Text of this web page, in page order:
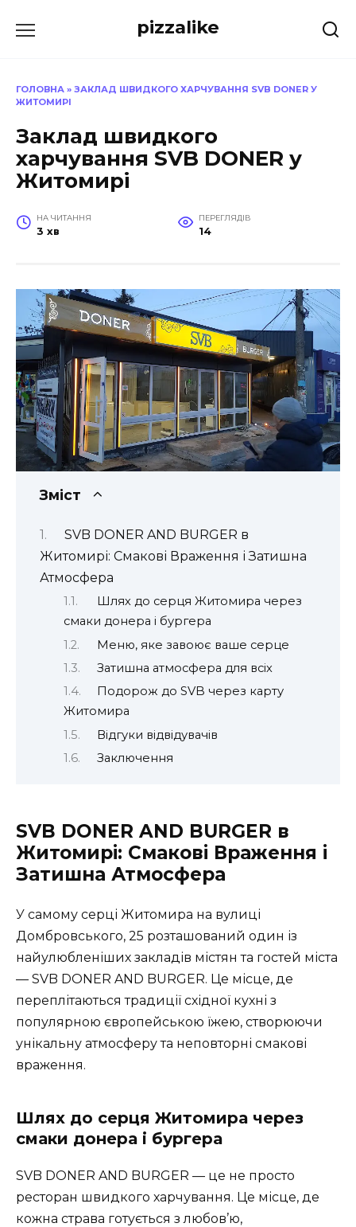
до
pizzalike
ГОЛОВНА » ЗАКЛАД ШВИДКОГО ХАРЧУВАННЯ SVB DONER У
ЖИТОМИРІ
Заклад швидкого
харчування SVB DONER у
Житомирі
НА ЧИТАННЯ
3 хв
ПЕРЕГЛЯДІВ
14
Зміст
SVB DONER AND BURGER в
Житомирі: Смакові Враження і Затишна
Атмосфера
Шлях до серця Житомира через
смаки донера і бургера
Меню, яке завоює ваше серце
Затишна атмосфера для всіх
Подорож до SVB через карту
Житомира
Відгуки відвідувачів
Заключення
SVB DONER AND BURGER в
Житомирі: Смакові Враження і
Затишна Атмосфера
У самому серці Житомира на вулиці
Домбровського, 25 розташований один із
найулюбленіших закладів містян та гостей міста
— SVB DONER AND BURGER. Це місце, де
переплітаються традиції східної кухні з
популярною європейською їжею, створюючи
унікальну атмосферу та неповторні смакові
враження.
Шлях до серця Житомира через
смаки донера і бургера
SVB DONER AND BURGER — це не просто
ресторан швидкого харчування. Це місце, де
кожна страва готується з любов’ю,